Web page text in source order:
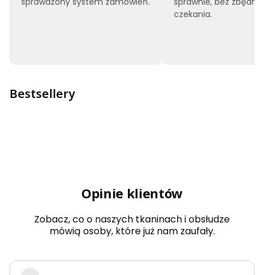
czekania.
Bestsellery
Opinie klientów
Zobacz, co o naszych tkaninach i obsłudze
mówią osoby, które już nam zaufały.